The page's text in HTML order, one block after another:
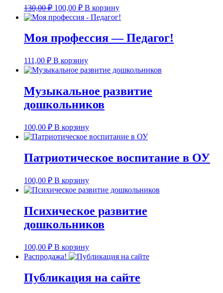
130,00₽ Первоначальная
цена
составляла
130,00 ₽.
100,00 ₽Текущая
цена:
В корзину
Моя профессия — Педагог!
111,00 ₽ В корзину
Музыкальное развитие
дошкольников
100,00 ₽ В корзину
Патриотическое воспитание в ОУ
100,00 ₽ В корзину
Психическое развитие
дошкольников
100,00 ₽ В корзину
Распродажа!
Публикация на сайте